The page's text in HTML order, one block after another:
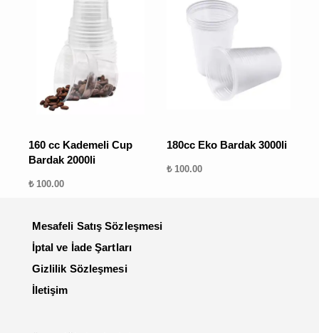
160 cc Kademeli Cup
Bardak 2000li
₺ 100.00
180cc Eko Bardak 3000li
₺ 100.00
Mesafeli Satış Sözleşmesi
İptal ve İade Şartları
Gizlilik Sözleşmesi
İletişim